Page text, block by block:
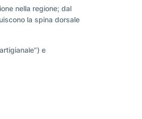
nella regione; dal
la spina dorsale
e